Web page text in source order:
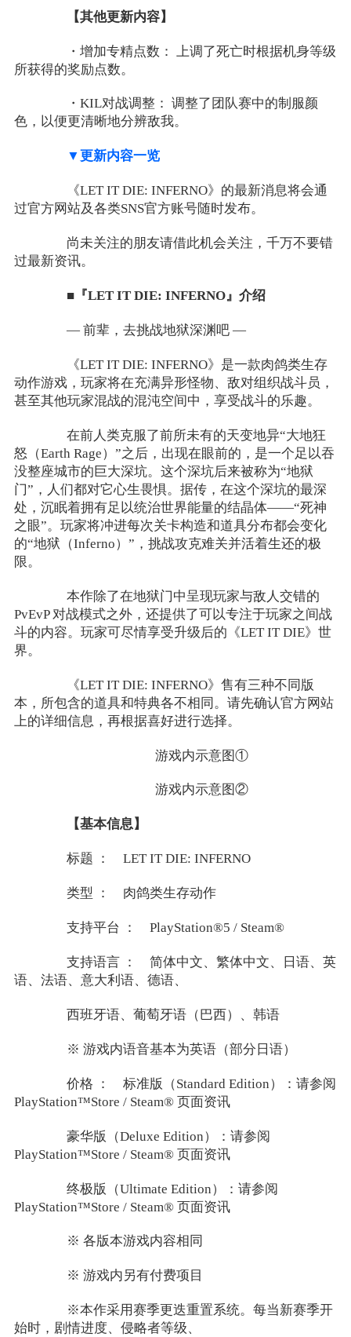
【其他更新内容】
・增加专精点数： 上调了死亡时根据机身等级
所获得的奖励点数。
・KIL对战调整： 调整了团队赛中的制服颜
色，以便更清晰地分辨敌我。
▼更新内容一览
《LET IT DIE: INFERNO》的最新消息将会通
过官方网站及各类SNS官方账号随时发布。
尚未关注的朋友请借此机会关注，千万不要错
过最新资讯。
■『LET IT DIE: INFERNO』介绍
― 前辈，去挑战地狱深渊吧 ―
《LET IT DIE: INFERNO》是一款肉鸽类生存
动作游戏，玩家将在充满异形怪物、敌对组织战斗员，
甚至其他玩家混战的混沌空间中，享受战斗的乐趣。
在前人类克服了前所未有的天变地异“大地狂
怒（Earth Rage）”之后，出现在眼前的，是一个足以吞
没整座城市的巨大深坑。这个深坑后来被称为“地狱
门”，人们都对它心生畏惧。据传，在这个深坑的最深
处，沉眠着拥有足以统治世界能量的结晶体——“死神
之眼”。玩家将冲进每次关卡构造和道具分布都会变化
的“地狱（Inferno）”，挑战攻克难关并活着生还的极
限。
本作除了在地狱门中呈现玩家与敌人交错的
PvEvP 对战模式之外，还提供了可以专注于玩家之间战
斗的内容。玩家可尽情享受升级后的《LET IT DIE》世
界。
《LET IT DIE: INFERNO》售有三种不同版
本，所包含的道具和特典各不相同。请先确认官方网站
上的详细信息，再根据喜好进行选择。
游戏内示意图①
游戏内示意图②
【基本信息】
标题 ： LET IT DIE: INFERNO
类型 ： 肉鸽类生存动作
支持平台 ： PlayStation®5 / Steam®
支持语言 ： 简体中文、繁体中文、日语、英
语、法语、意大利语、德语、
西班牙语、葡萄牙语（巴西）、韩语
※ 游戏内语音基本为英语（部分日语）
价格 ： 标准版（Standard Edition）：请参阅
PlayStation™Store / Steam® 页面资讯
豪华版（Deluxe Edition）：请参阅
PlayStation™Store / Steam® 页面资讯
终极版（Ultimate Edition）：请参阅
PlayStation™Store / Steam® 页面资讯
※ 各版本游戏内容相同
※ 游戏内另有付费项目
※本作采用赛季更迭重置系统。每当新赛季开
始时，剧情进度、侵略者等级、